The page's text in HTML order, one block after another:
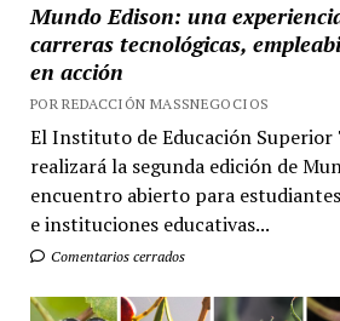
Mundo Edison: una
carreras tecnológicas,
en acción
POR REDACCIÓN MASSNEGOCIOS
El Instituto de Educación Superior
realizará la segunda edición de
encuentro abierto para
e instituciones educativas...
Comentarios cerrados